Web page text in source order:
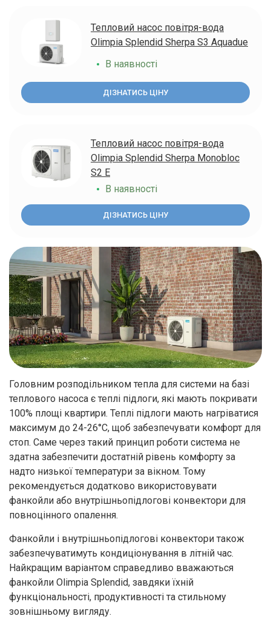
Тепловий насос повітря-вода
Olimpia Splendid Sherpa S3 Aquadue
В наявності
ДІЗНАТИСЬ ЦІНУ
Тепловий насос повітря-вода
Olimpia Splendid Sherpa Monobloc
S2 E
В наявності
ДІЗНАТИСЬ ЦІНУ
Головним розподільником тепла для системи на базі
теплового насоса є теплі підлоги, які мають покривати
100% площі квартири. Теплі підлоги мають нагріватися
максимум до 24-26°C, щоб забезпечувати комфорт для
стоп. Саме через такий принцип роботи система не
здатна забезпечити достатній рівень комфорту за
надто низької температури за вікном. Тому
рекомендується додатково використовувати
фанкойли або внутрішньопідлогові конвектори для
повноцінного опалення.
Фанкойли і внутрішньопідлогові конвектори також
забезпечуватимуть кондиціонування в літній час.
Найкращим варіантом справедливо вважаються
фанкойли Olimpia Splendid, завдяки їхній
функціональності, продуктивності та стильному
зовнішньому вигляду.